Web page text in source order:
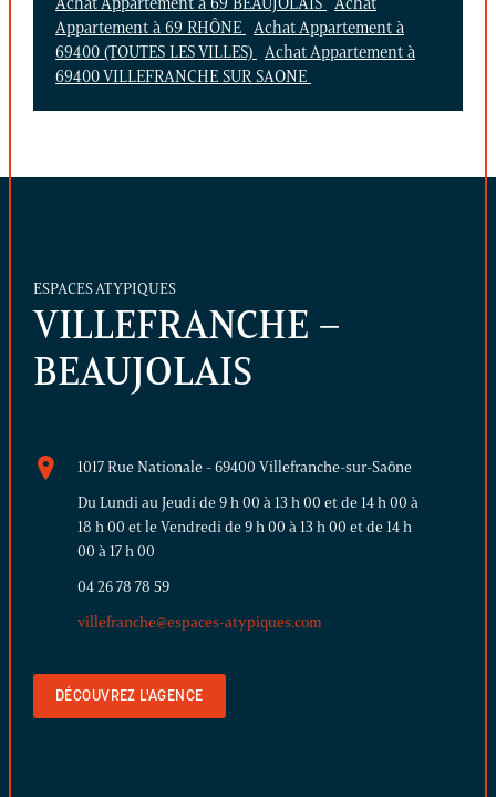
Appartement à 69 RHÔNE
Achat Appartement à
69400 (TOUTES LES VILLES)
Achat Appartement à
69400 VILLEFRANCHE SUR SAONE
ESPACES ATYPIQUES
VILLEFRANCHE –
BEAUJOLAIS
1017 Rue Nationale - 69400 Villefranche-sur-Saône
Du Lundi au Jeudi de 9 h 00 à 13 h 00 et de 14 h 00 à
18 h 00 et le Vendredi de 9 h 00 à 13 h 00 et de 14 h
00 à 17 h 00
04 26 78 78 59
villefranche@espaces-atypiques.com
DÉCOUVREZ L'AGENCE